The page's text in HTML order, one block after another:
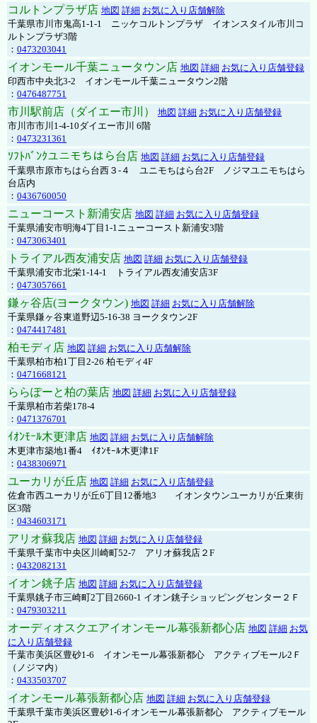
コルトンプラザ店 地図 詳細 お気に入り店舗解除
千葉県市川市鬼高1-1-1 ニッケコルトンプラザ イオンスタイル市川コ
ルトンプラザ3階
： 0473203041
イオンモール千葉ニュータウン店 地図 詳細 お気に入り店舗登録
印西市中央北3-2 イオンモール千葉ニュータウン2階
： 0476487751
市川駅前店（ダイエー市川） 地図 詳細 お気に入り店舗登録
市川市市川1-4-10ダイエー市川 6階
： 0473231361
ｿﾌﾄﾊﾞﾝｸユニモちはら台店 地図 詳細 お気に入り店舗登録
千葉県市原市ちはら台西３-４ ユニモちはら台2F ノジマユニモちはら
台店内
： 0436760050
ニューコースト新浦安店 地図 詳細 お気に入り店舗登録
千葉県浦安市明海4丁目1-1ニューコースト新浦安3階
： 0473063401
トライアル西友浦安店 地図 詳細 お気に入り店舗登録
千葉県浦安市北栄1-14-1 トライアル西友浦安店3F
： 0473057661
鎌ヶ谷店(ヨークタウン) 地図 詳細 お気に入り店舗解除
千葉県鎌ヶ谷東道野辺5-16-38 ヨークタウン2F
： 0474417481
柏モディ店 地図 詳細 お気に入り店舗解除
千葉県柏市柏1丁目2-26 柏モディ4F
： 0471668121
ららぽーと柏の葉店 地図 詳細 お気に入り店舗登録
千葉県柏市若柴178-4
： 0471376701
ｲｵﾝﾓｰﾙ木更津店 地図 詳細 お気に入り店舗解除
木更津市築地1番4 ｲｵﾝﾓｰﾙ木更津1F
： 0438306971
ユーカリが丘店 地図 詳細 お気に入り店舗登録
佐倉市西ユーカリが丘6丁目12番地3 イオンタウンユーカリが丘東街
区3階
： 0434603171
アリオ蘇我店 地図 詳細 お気に入り店舗登録
千葉県千葉市中央区川崎町52-7 アリオ蘇我店２F
： 0432082131
イオン銚子店 地図 詳細 お気に入り店舗登録
千葉県銚子市三崎町2丁目2660-1 イオン銚子ショッピングセンター２Ｆ
： 0479303211
オーディオスクエアイオンモール幕張新都心店 地図 詳細 お気
に入り店舗登録
千葉市美浜区豊砂1-6 イオンモール幕張新都心 アクティブモール2Ｆ
（ノジマ内）
： 0433503707
イオンモール幕張新都心店 地図 詳細 お気に入り店舗登録
千葉県千葉市美浜区豊砂1-6イオンモール幕張新都心 アクティブモール